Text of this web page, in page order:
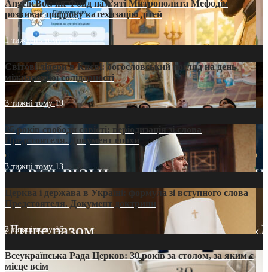
AngelicBot: як Фонд пам’яті Митрополита Мефодія
розвиває цифрову катехизацію дітей
1 тиждень тому12
Світові лідери в Києві: богословський погляд на день
міжнародної солідарності
3 тижні тому19
35 років свободи совісті: періодизація зі слова
Предстоятеля. Документ епохи
3 тижні тому 13
Церква і держава в Україні: формула зі вступного слова
Предстоятеля. Документ доктрини
3 тижні тому16
Всеукраїнська Рада Церков: 30 років за столом, за яким є
місце всім